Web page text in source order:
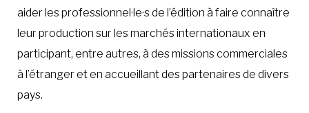
aider les professionnel·le·s de l’édition à faire connaître
leur production sur les marchés internationaux en
participant, entre autres, à des missions commerciales
à l’étranger et en accueillant des partenaires de divers
pays.